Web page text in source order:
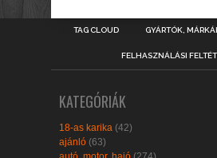
TAG CLOUD GYÁRTÓK,
FELHASZNÁLÁSI
KATEGÓRIÁK
18-as karika (42)
ajánló (63)